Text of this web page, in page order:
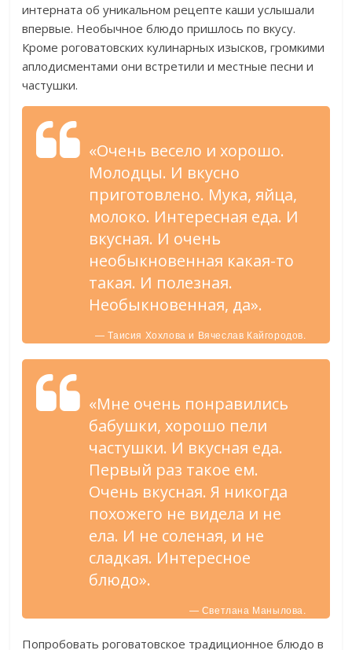
интерната об уникальном рецепте каши услышали
впервые. Необычное блюдо пришлось по вкусу.
Кроме роговатовских кулинарных изысков, громкими
аплодисментами они встретили и местные песни и
частушки.
«Очень весело и хорошо.
Молодцы. И вкусно
приготовлено. Мука, яйца,
молоко. Интересная еда. И
вкусная. И очень
необыкновенная какая-то
такая. И полезная.
Необыкновенная, да».
— Таисия Хохлова и Вячеслав Кайгородов.
«Мне очень понравились
бабушки, хорошо пели
частушки. И вкусная еда.
Первый раз такое ем.
Очень вкусная. Я никогда
похожего не видела и не
ела. И не соленая, и не
сладкая. Интересное
блюдо».
— Светлана Манылова.
Попробовать роговатовское традиционное блюдо в